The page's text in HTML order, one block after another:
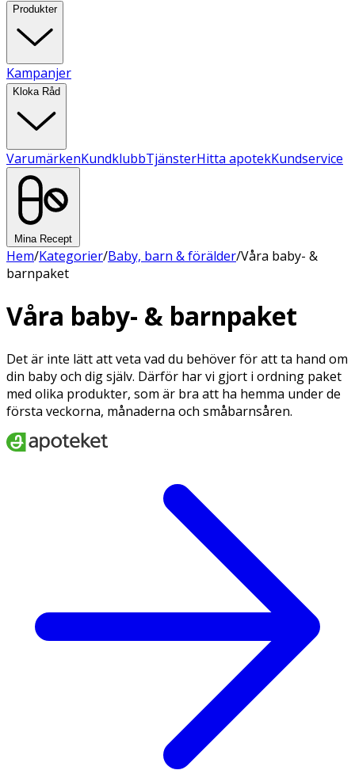
Produkter
Kampanjer
Kloka Råd
VarumärkenKundklubbTjänsterHitta apotekKundservice
Mina Recept
Hem/Kategorier/Baby, barn & förälder/Våra baby- &
barnpaket
Våra baby- & barnpaket
Det är inte lätt att veta vad du behöver för att ta hand om
din baby och dig själv. Därför har vi gjort i ordning paket
med olika produkter, som är bra att ha hemma under de
första veckorna, månaderna och småbarnsåren.